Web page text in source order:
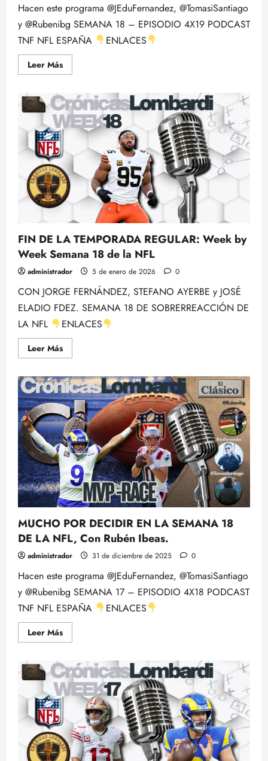
Hacen este programa @JEduFernandez, @TomasiSantiago
y @Rubenibg SEMANA 18 – EPISODIO 4X19 PODCAST
TNF NFL ESPAÑA
ENLACES
Leer MásLeer
más
TODAS
LAS
PREVIAS
DE
LA
RONDA
WILD
CARD
DE
LA
NFL,
Con
Rubén
FIN DE LA TEMPORADA REGULAR: Week by
Week Semana 18 de la NFL
administrador 5 de enero de 2026 0
CON JORGE FERNÁNDEZ, STEFANO AYERBE y JOSÉ
ELADIO FDEZ. SEMANA 18 DE SOBRERREACCIÓN DE
LA NFL
ENLACES
Leer MásLeer
más
FIN
DE
LA
TEMPORADA
REGULAR:
Week
by
Week
Semana
18
de
la
NFL
MUCHO POR DECIDIR EN LA SEMANA 18
DE LA NFL, Con Rubén Ibeas.
administrador 31 de diciembre de 2025 0
Hacen este programa @JEduFernandez, @TomasiSantiago
y @Rubenibg SEMANA 17 – EPISODIO 4X18 PODCAST
TNF NFL ESPAÑA
ENLACES
Leer MásLeer
más
MUCHO
POR
DECIDIR
EN
LA
SEMANA
DE
LA
NFL,
Con
Rubén